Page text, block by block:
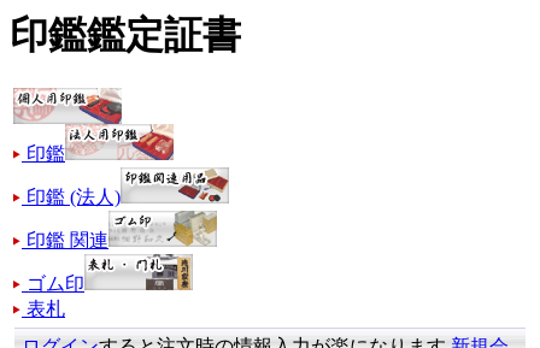
印鑑鑑定証書
印鑑
印鑑 (法人)
印鑑 関連
ゴム印
表札